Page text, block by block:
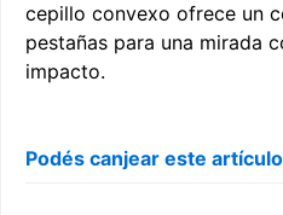
cepillo convexo ofrece un
pestañas para una mirada
impacto.
Podés canjear este